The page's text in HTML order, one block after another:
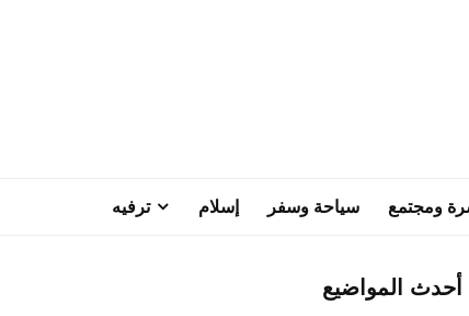
ومجتمع سياحة وسفر إسلام ترفيه
أحدث المواضيع